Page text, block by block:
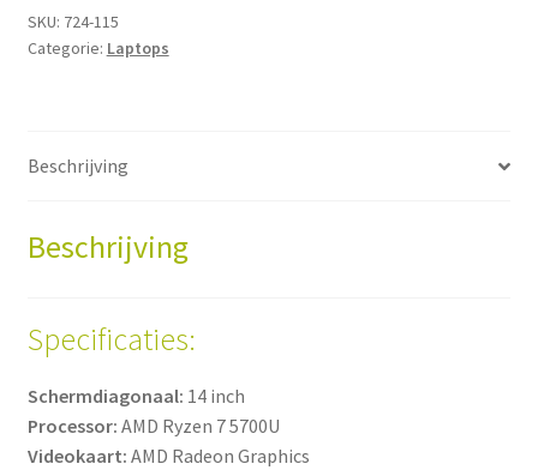
SKU: 724-115
Categorie: Laptops
Beschrijving
Beschrijving
Specificaties:
Schermdiagonaal: 14 inch
Processor: AMD Ryzen 7 5700U
Videokaart: AMD Radeon Graphics